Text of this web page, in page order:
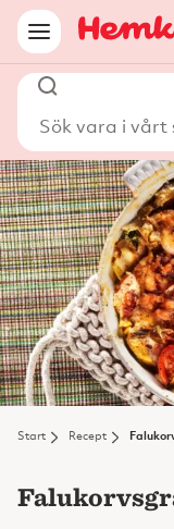
Start Recept